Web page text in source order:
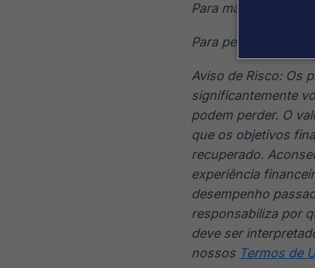
Para mais
Para perguntas da
Aviso de Risco: Os
significantemente
podem perder. O
que os objetivos
recuperado.
experiência
desempenho
responsabiliza por
deve ser
nossos Termos de